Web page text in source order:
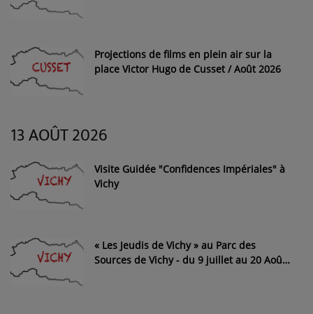
Projections de films en plein air sur la
place Victor Hugo de Cusset / Août 2026
13 AOÛT 2026
Visite Guidée "Confidences Impériales" à
Vichy
« Les Jeudis de Vichy » au Parc des
Sources de Vichy - du 9 juillet au 20 Août